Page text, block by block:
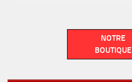
NOTRE
BOUTIQUE